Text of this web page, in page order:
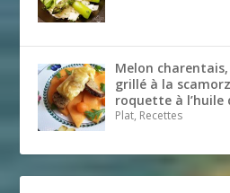
Melon
grillé à la
roquette à l’huile
Plat, Recettes